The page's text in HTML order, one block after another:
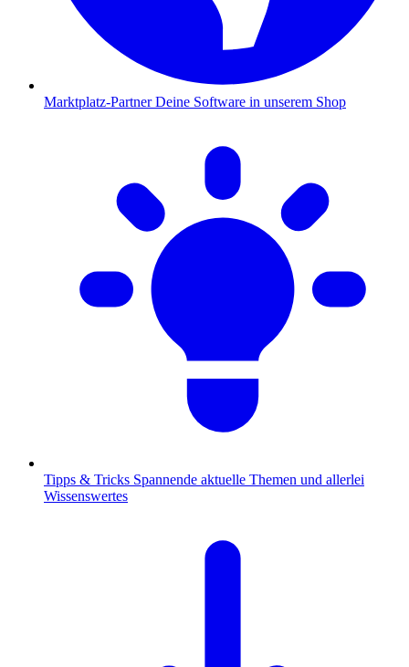
Marktplatz-Partner Deine Software in unserem Shop
Tipps & Tricks Spannende aktuelle Themen und allerlei
Wissenswertes